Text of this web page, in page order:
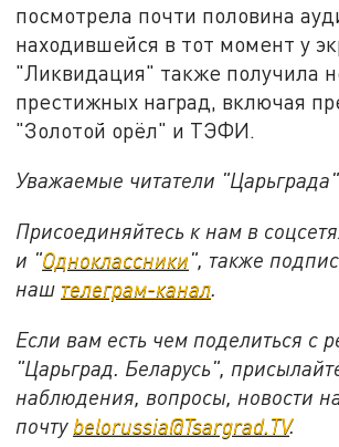
посмотрела почти половина
находившейся в тот момент у
"Ликвидация" также получила
престижных наград, включая
"Золотой орёл" и ТЭФИ.
Уважаемые читатели
Присоединяйтесь к нам в
и "Одноклассники", также
наш телеграм-канал.
Если вам есть чем поделиться с
"Царьград. Беларусь",
наблюдения, вопросы, новости
почту belorussia@Tsargrad.TV.